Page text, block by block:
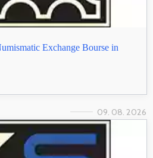
Exchange Bourse in
09. 08. 2026